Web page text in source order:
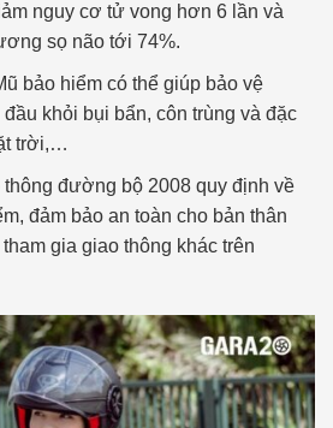
nguy cơ tử vong hơn 6 lần và
sọ não tới 74%.
bảo hiểm có thể giúp bảo vệ
khỏi bụi bẩn, côn trùng và đặc
trời,…
thông đường bộ 2008 quy định về
đảm bảo an toàn cho bản thân
gia giao thông khác trên